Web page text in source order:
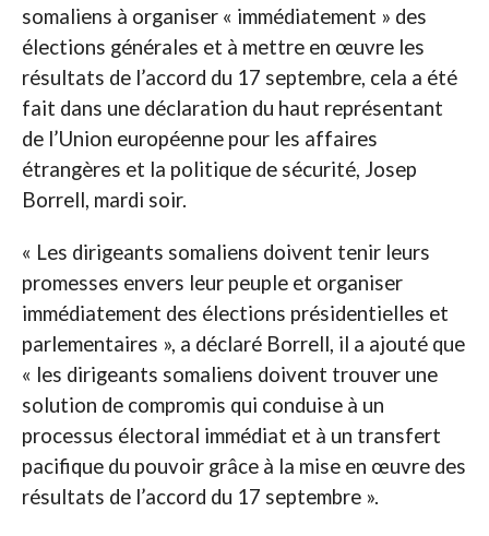
somaliens à organiser « immédiatement » des
élections générales et à mettre en œuvre les
résultats de l’accord du 17 septembre, cela a été
fait dans une déclaration du haut représentant
de l’Union européenne pour les affaires
étrangères et la politique de sécurité, Josep
Borrell, mardi soir.
« Les dirigeants somaliens doivent tenir leurs
promesses envers leur peuple et organiser
immédiatement des élections présidentielles et
parlementaires », a déclaré Borrell, il a ajouté que
« les dirigeants somaliens doivent trouver une
solution de compromis qui conduise à un
processus électoral immédiat et à un transfert
pacifique du pouvoir grâce à la mise en œuvre des
résultats de l’accord du 17 septembre ».